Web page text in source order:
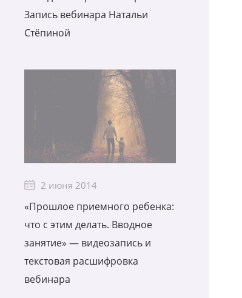
Запись вебинара Натальи
Стёпиной
2 июня 2014
«Прошлое приемного ребенка:
что с этим делать. Вводное
занятие» — видеозапись и
текстовая расшифровка
вебинара